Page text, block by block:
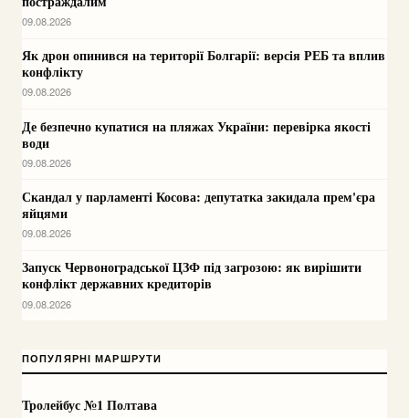
09.08.2026
Як дрон опинився на території Болгарії: версія РЕБ та вплив
конфлікту
09.08.2026
Де безпечно купатися на пляжах України: перевірка якості
води
09.08.2026
Скандал у парламенті Косова: депутатка закидала прем'єра
яйцями
09.08.2026
Запуск Червоноградської ЦЗФ під загрозою: як вирішити
конфлікт державних кредиторів
09.08.2026
ПОПУЛЯРНІ МАРШРУТИ
Тролейбус №1 Полтава